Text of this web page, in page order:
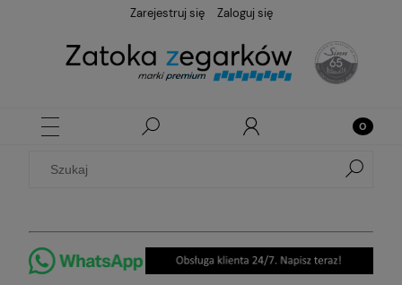
Zarejestruj się Zaloguj się